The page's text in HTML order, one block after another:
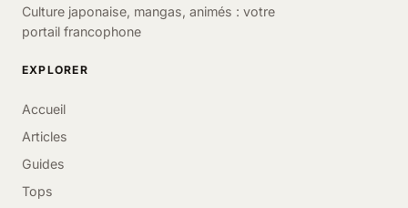
Culture japonaise, mangas, animés : votre
portail francophone
EXPLORER
Accueil
Articles
Guides
Tops